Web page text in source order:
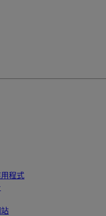
程式